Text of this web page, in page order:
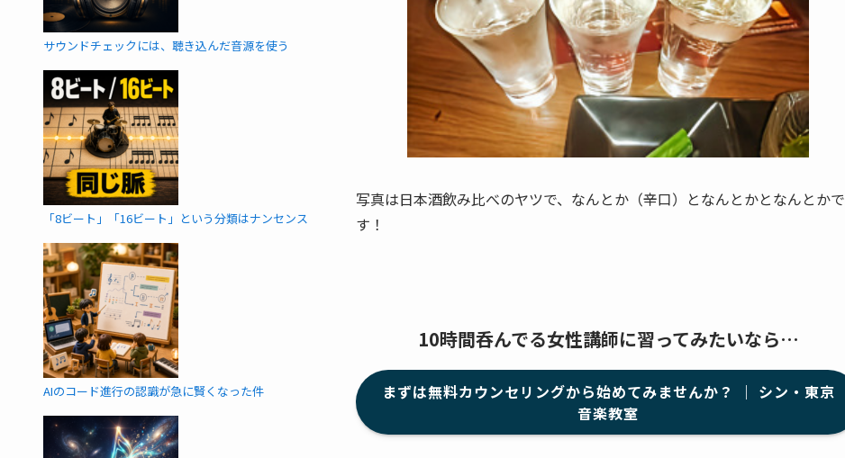
写真は日本酒飲み比べのヤツで、なんとか（辛口）となんとかとなんとかで
す！
10時間呑んでる女性講師に習ってみたいなら…
まずは無料カウンセリングから始めてみませんか？ ｜ シン・東京
音楽教室
サウンドチェックには、聴き込んだ音源を使う
「8ビート」「16ビート」という分類はナンセンス
AIのコード進行の認識が急に賢くなった件